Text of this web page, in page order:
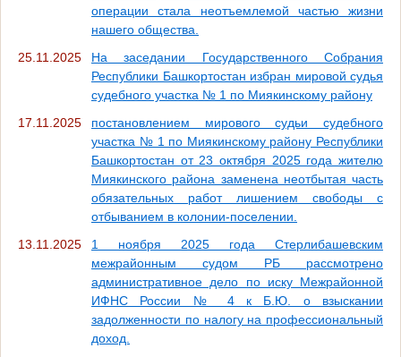
операции стала неотъемлемой частью жизни
нашего общества.
25.11.2025
На заседании Государственного Собрания
Республики Башкортостан избран мировой судья
судебного участка № 1 по Миякинскому району
17.11.2025
постановлением мирового судьи судебного
участка № 1 по Миякинскому району Республики
Башкортостан от 23 октября 2025 года жителю
Миякинского района заменена неотбытая часть
обязательных работ лишением свободы с
отбыванием в колонии-поселении.
13.11.2025
1 ноября 2025 года Стерлибашевским
межрайонным судом РБ рассмотрено
административное дело по иску Межрайонной
ИФНС России № 4 к Б.Ю. о взыскании
задолженности по налогу на профессиональный
доход.